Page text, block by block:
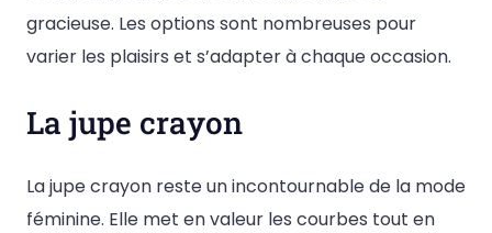
gracieuse. Les options sont nombreuses pour
varier les plaisirs et s’adapter à chaque occasion.
La jupe crayon
La jupe crayon reste un incontournable de la mode
féminine. Elle met en valeur les courbes tout en